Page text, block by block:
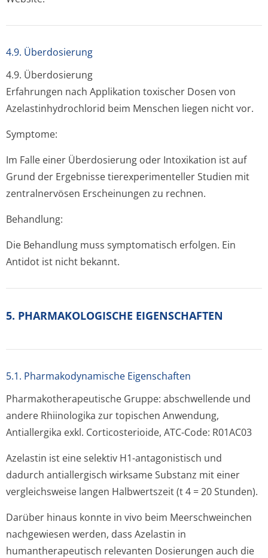
4.9. Überdosierung
4.9. Überdosierung
Erfahrungen nach Applikation toxischer Dosen von
Azelastinhydrochlo­rid beim Menschen liegen nicht vor.
Symptome:
Im Falle einer Überdosierung oder Intoxikation ist auf
Grund der Ergebnisse tierexperimenteller Studien mit
zentralnervösen Erscheinungen zu rechnen.
Behandlung:
Die Behandlung muss symptomatisch erfolgen. Ein
Antidot ist nicht bekannt.
5. PHARMAKOLOGISCHE EIGENSCHAFTEN
5.1. Pharmakodynamische Eigenschaften
Pharmakothera­peutische Gruppe: abschwellende und
andere Rhiinologika zur topischen Anwendung,
Antiallergika exkl. Corticosterioide, ATC-Code: R01AC03
Azelastin ist eine selektiv H1-antagonistisch und
dadurch antiallergisch wirksame Substanz mit einer
vergleichsweise langen Halbwertszeit (t 4 = 20 Stunden).
Darüber hinaus konnte in vivo beim Meerschweinchen
nachgewiesen werden, dass Azelastin in
humantherapeutisch relevanten Dosierungen auch die